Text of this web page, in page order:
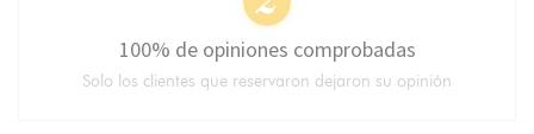
100% de opiniones comprobadas
Solo los clientes que reservaron dejaron su opinión